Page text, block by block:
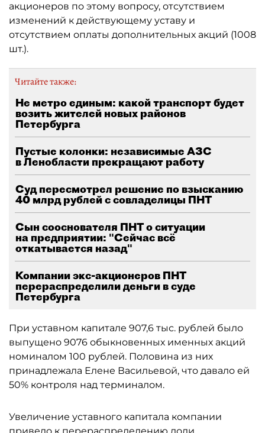
акционеров по этому вопросу, отсутствием
изменений к действующему уставу и
отсутствием оплаты дополнительных акций (1008
шт.).
Читайте также:
Не метро единым: какой транспорт будет
возить жителей новых районов
Петербурга
Пустые колонки: независимые АЗС
в Ленобласти прекращают работу
Суд пересмотрел решение по взысканию
40 млрд рублей с совладелицы ПНТ
Сын сооснователя ПНТ о ситуации
на предприятии: "Сейчас всё
откатывается назад"
Компании экс-акционеров ПНТ
перераспределили деньги в суде
Петербурга
При уставном капитале 907,6 тыс. рублей было
выпущено 9076 обыкновенных именных акций
номиналом 100 рублей. Половина из них
принадлежала Елене Васильевой, что давало ей
50% контроля над терминалом.
Увеличение уставного капитала компании